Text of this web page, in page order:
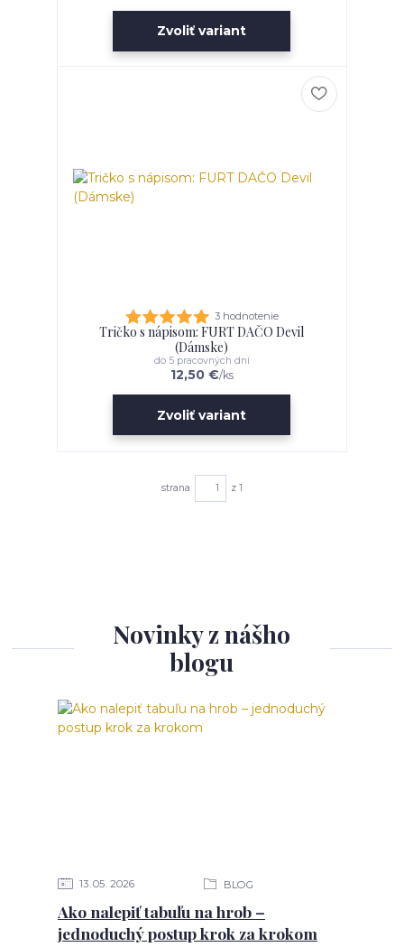
Zvoliť variant
3 hodnotenie
Tričko s nápisom: FURT DAČO Devil
(Dámske)
12,50 €/ks
do 5 pracovných dní
Zvoliť variant
strana z 1
Novinky z nášho
blogu
13 05 2026 BLOG
Ako nalepiť tabuľu na hrob –
jednoduchý postup krok za krokom